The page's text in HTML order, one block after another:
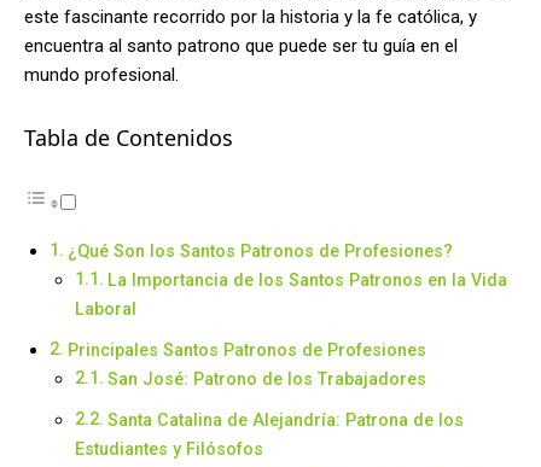
este fascinante recorrido por la historia y la fe católica, y
encuentra al santo patrono que puede ser tu guía en el
mundo profesional.
Tabla de Contenidos
¿Qué Son los Santos Patronos de Profesiones?
La Importancia de los Santos Patronos en la Vida
Laboral
Principales Santos Patronos de Profesiones
San José: Patrono de los Trabajadores
Santa Catalina de Alejandría: Patrona de los
Estudiantes y Filósofos